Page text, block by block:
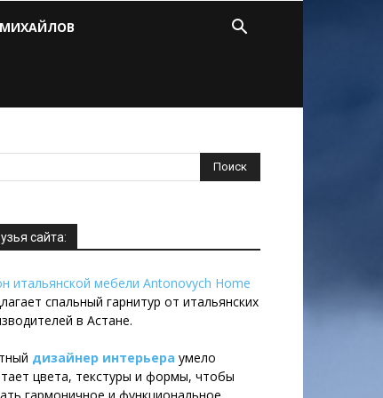
сайта:
итальянской мебели Antonovych Home
спальный гарнитур от итальянских
в Астане.
дизайнер интерьера умело
цвета, текстуры и формы, чтобы